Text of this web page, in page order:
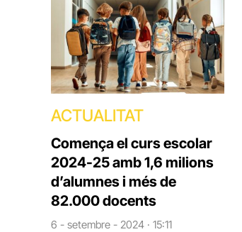
ACTUALITAT
Comença el curs escolar
2024-25 amb 1,6 milions
d’alumnes i més de
82.000 docents
6 - setembre - 2024 · 15:11